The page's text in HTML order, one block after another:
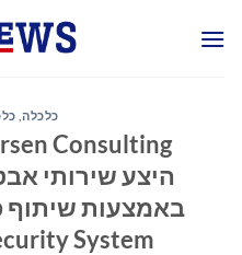
כלכלה,
היצע שירותי
System